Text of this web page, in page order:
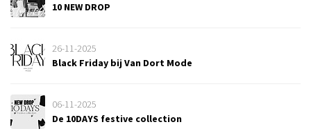
10 NEW DROP
26-11-2025
Black Friday bij Van Dort Mode
06-11-2025
De 10DAYS festive collection